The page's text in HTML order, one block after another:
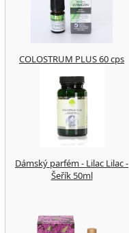
COLOSTRUM PLUS 60 cps
Dámský parfém - Lilac Lilac -
Šeřík 50ml